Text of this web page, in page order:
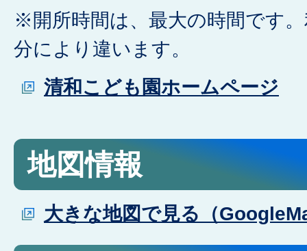
※開所時間は、最大の時間です
分により違います。
清和こども園ホームページ
地図情報
大きな地図で見る（